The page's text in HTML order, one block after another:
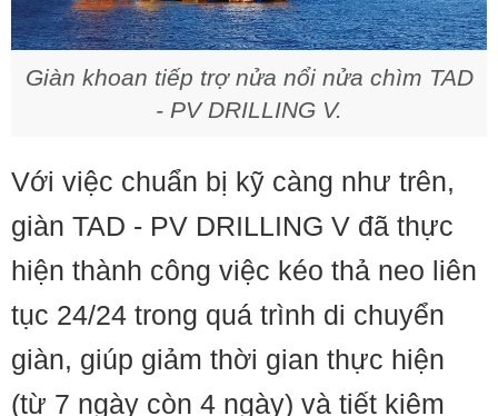
Giàn khoan tiếp trợ nửa nổi nửa chìm TAD
- PV DRILLING V.
Với việc chuẩn bị kỹ càng như trên,
giàn TAD - PV DRILLING V đã thực
hiện thành công việc kéo thả neo liên
tục 24/24 trong quá trình di chuyển
giàn, giúp giảm thời gian thực hiện
(từ 7 ngày còn 4 ngày) và tiết kiệm